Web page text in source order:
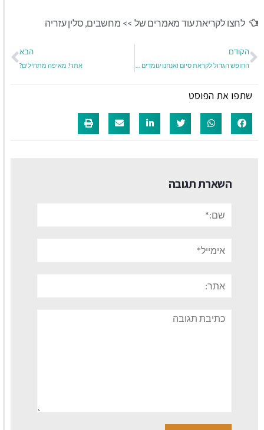
לחצו לקריאת עוד מאמרים של >> מחשבים, סלין עזריה
הקודם הבא
אתר‭!‬ מאיפה‭ ‬מתחילים‭?‬
שתפו את הפוסט
השארת תגובה
תגובה